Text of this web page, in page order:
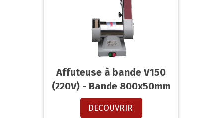
Affuteuse à bande V150
(220V) - Bande 800x50mm
DECOUVRIR